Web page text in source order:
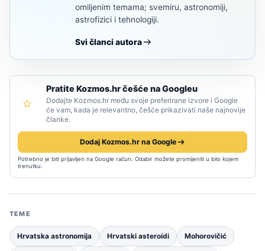
omiljenim temama; svemiru, astronomiji,
astrofizici i tehnologiji.
Svi članci autora
Pratite Kozmos.hr češće na Googleu
Dodajte Kozmos.hr među svoje preferirane izvore i Google
će vam, kada je relevantno, češće prikazivati naše najnovije
članke.
Dodaj Kozmos.hr na Google
Potrebno je biti prijavljen na Google račun. Odabir možete promijeniti u bilo kojem
trenutku.
TEME
Hrvatska astronomija Hrvatski asteroidi Mohorovičić